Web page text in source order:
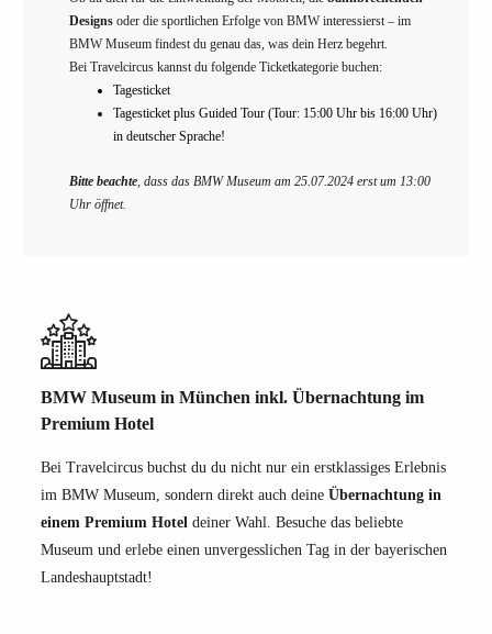
Designs oder die sportlichen Erfolge von BMW interessierst – im
BMW Museum findest du genau das, was dein Herz begehrt.
Bei Travelcircus kannst du folgende Ticketkategorie buchen:
Tagesticket
Tagesticket plus Guided Tour (Tour: 15:00 Uhr bis 16:00 Uhr)
in deutscher Sprache!
Bitte beachte, dass das BMW Museum am 25.07.2024 erst um 13:00
Uhr öffnet.
BMW Museum in München inkl. Übernachtung im
Premium Hotel
Bei Travelcircus buchst du du nicht nur ein erstklassiges Erlebnis
im BMW Museum, sondern direkt auch deine Übernachtung in
einem Premium Hotel deiner Wahl. Besuche das beliebte
Museum und erlebe einen unvergesslichen Tag in der bayerischen
Landeshauptstadt!